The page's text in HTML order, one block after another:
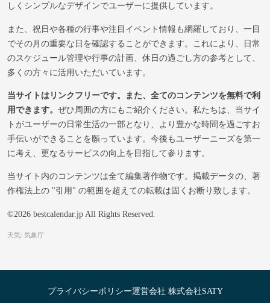
しくシンプルなデザインでユーザーに提供しています。
また、祝日や各種の行事や注目イベント情報も網羅しており、一目
でその月の重要な日を確認することができます。これにより、日常
のスケジュール管理や行事の計画、休日の過ごし方の参考として、
多くの方々に活用いただいています。
当サイトはリンクフリーです。また、全てのコンテンツを無料で利
用できます。 ぜひ周囲の方にもご紹介ください。私たちは、当サイ
トがユーザーの日常生活の一部となり、より豊かな時間を過ごすお
手伝いができることを願っています。今後もユーザーニーズを第一
に考え、更なるサービスの向上を目指して参ります。
当サイト内のコンテンツは全て編集著作物です。掲載データの、著
作権法上の "引用" の範囲を超えての転載は固くお断り致します。
©2026 bestcalendar.jp All Rights Reserved.
天気: 気象庁
プライバシーポリシー運営会社 株式会社SATY